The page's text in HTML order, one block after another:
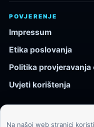
POVJERENJE
Impressum
Etika poslovanja
Politika provjeravanja
Uvjeti korištenja
Na našoj web stranici